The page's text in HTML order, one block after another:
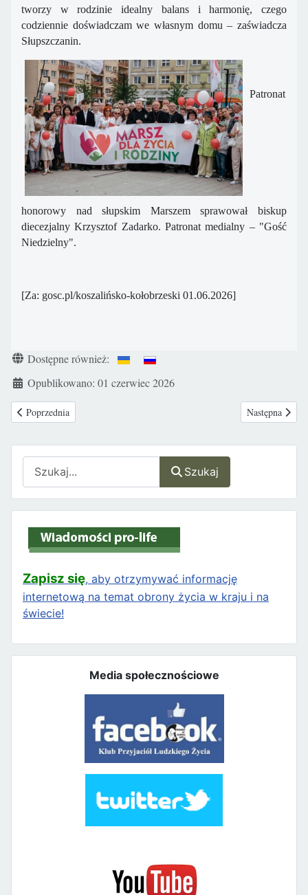
Szukaj
Zapisz się, aby otrzymywać informację
internetową na temat obrony życia w kraju i na
świecie!
Media społecznościowe
tworzy w rodzinie idealny balans i harmonię, czego
codziennie doświadczam we własnym domu – zaświadcza
Słupszczanin.
Patronat
honorowy nad słupskim Marszem sprawował biskup
diecezjalny Krzysztof Zadarko. Patronat medialny – "Gość
Niedzielny".
[Za: gosc.pl/koszalińsko-kołobrzeski 01.06.2026]
Szczegóły
Dostępne również:
Opublikowano: 01 czerwiec 2026
Poprzednia strona: „Głosy w głowie mówią mi, że mam iść sama do
Poprzednia Następna
Następna